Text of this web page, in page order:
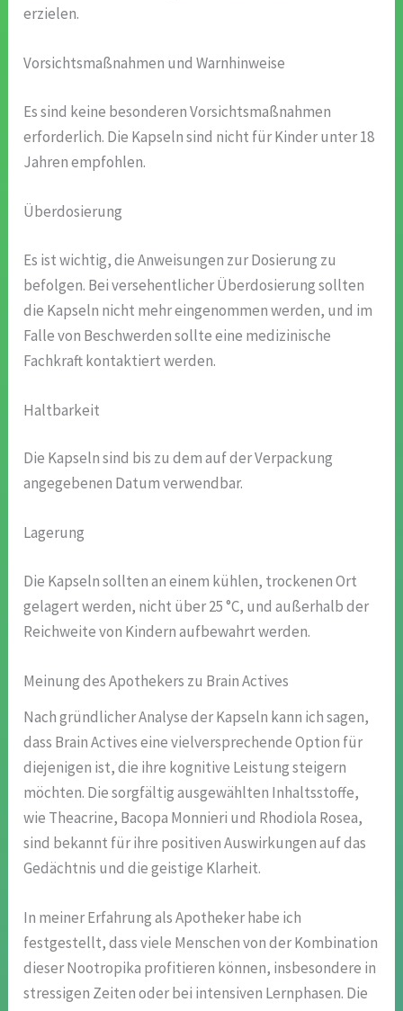
erzielen.
Vorsichtsmaßnahmen und Warnhinweise
Es sind keine besonderen Vorsichtsmaßnahmen
erforderlich. Die Kapseln sind nicht für Kinder unter 18
Jahren empfohlen.
Überdosierung
Es ist wichtig, die Anweisungen zur Dosierung zu
befolgen. Bei versehentlicher Überdosierung sollten
die Kapseln nicht mehr eingenommen werden, und im
Falle von Beschwerden sollte eine medizinische
Fachkraft kontaktiert werden.
Haltbarkeit
Die Kapseln sind bis zu dem auf der Verpackung
angegebenen Datum verwendbar.
Lagerung
Die Kapseln sollten an einem kühlen, trockenen Ort
gelagert werden, nicht über 25 °C, und außerhalb der
Reichweite von Kindern aufbewahrt werden.
Meinung des Apothekers zu Brain Actives
Nach gründlicher Analyse der Kapseln kann ich sagen,
dass Brain Actives eine vielversprechende Option für
diejenigen ist, die ihre kognitive Leistung steigern
möchten. Die sorgfältig ausgewählten Inhaltsstoffe,
wie Theacrine, Bacopa Monnieri und Rhodiola Rosea,
sind bekannt für ihre positiven Auswirkungen auf das
Gedächtnis und die geistige Klarheit.
In meiner Erfahrung als Apotheker habe ich
festgestellt, dass viele Menschen von der Kombination
dieser Nootropika profitieren können, insbesondere in
stressigen Zeiten oder bei intensiven Lernphasen. Die